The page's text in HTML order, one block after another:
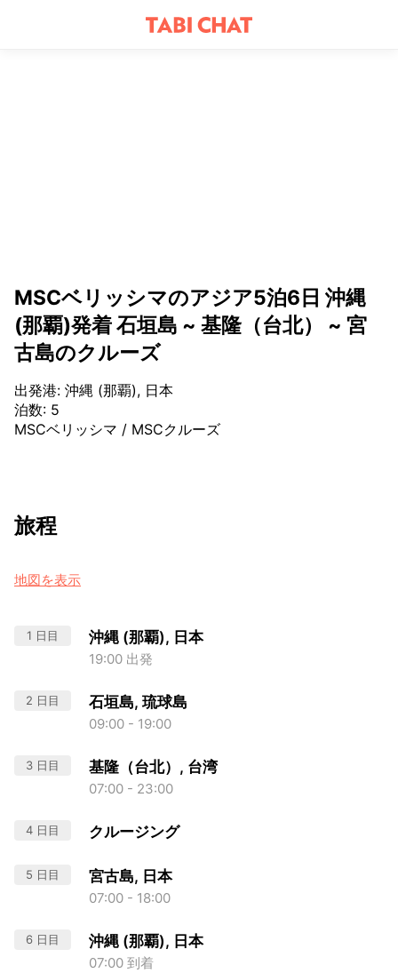
MSCベリッシマのアジア5泊6日 沖縄
(那覇)発着 石垣島 ~ 基隆（台北） ~ 宮
古島のクルーズ
出発港: 沖縄 (那覇), 日本
泊数: 5
MSCベリッシマ / MSCクルーズ
旅程
地図を表示
1 日目 沖縄 (那覇), 日本
19:00 出発
2 日目 石垣島, 琉球島
09:00 - 19:00
3 日目 基隆（台北）, 台湾
07:00 - 23:00
4 日目 クルージング
5 日目 宮古島, 日本
07:00 - 18:00
6 日目 沖縄 (那覇), 日本
07:00 到着